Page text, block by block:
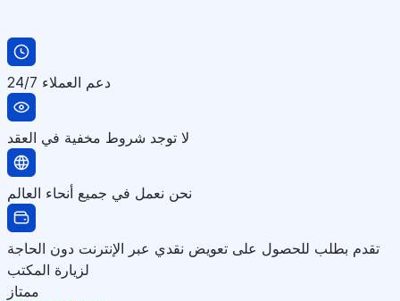
دعم العملاء 24/7
لا توجد شروط مخفية في العقد
نحن نعمل في جميع أنحاء العالم
تقدم بطلب للحصول على تعويض نقدي عبر الإنترنت دون الحاجة
لزيارة المكتب
ممتاز